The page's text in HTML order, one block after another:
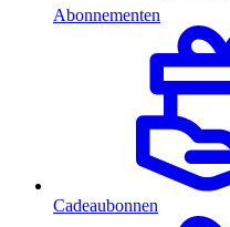
Abonnementen
Cadeaubonnen